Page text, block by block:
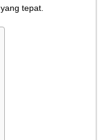
Motor Patah
Begini Cara Buka
tepat.